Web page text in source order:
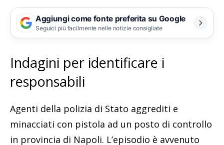
Aggiungi come fonte preferita su Google
Seguici più facilmente nelle notizie consigliate
Indagini per identificare i
responsabili
Agenti della polizia di Stato aggrediti e
minacciati con pistola ad un posto di controllo
in provincia di Napoli. L’episodio è avvenuto